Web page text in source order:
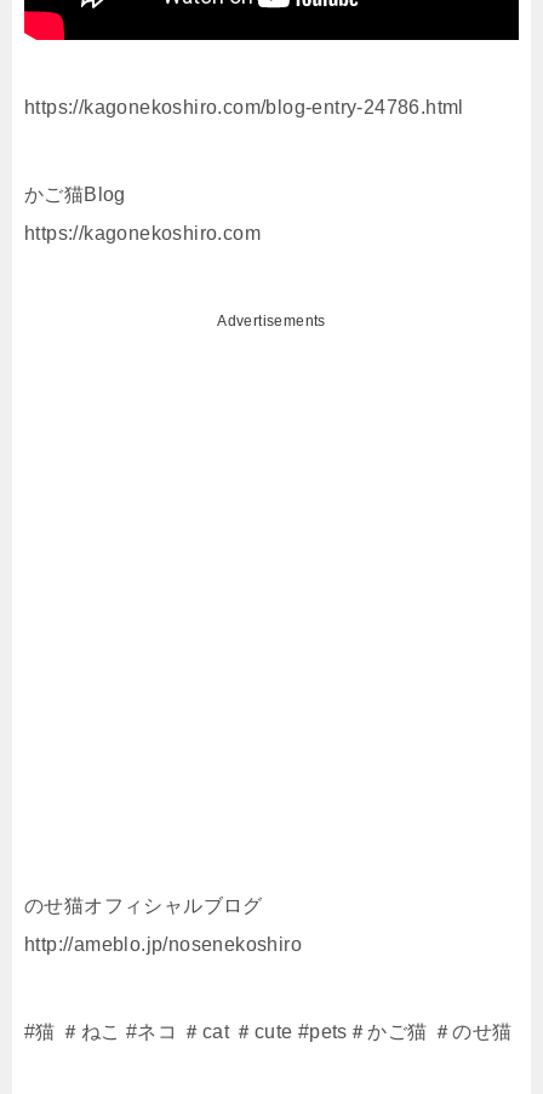
https://kagonekoshiro.com/blog-entry-24786.html
かご猫Blog
https://kagonekoshiro.com
Advertisements
のせ猫オフィシャルブログ
http://ameblo.jp/nosenekoshiro
#猫 ＃ねこ #ネコ ＃cat ＃cute #pets＃かご猫 ＃のせ猫